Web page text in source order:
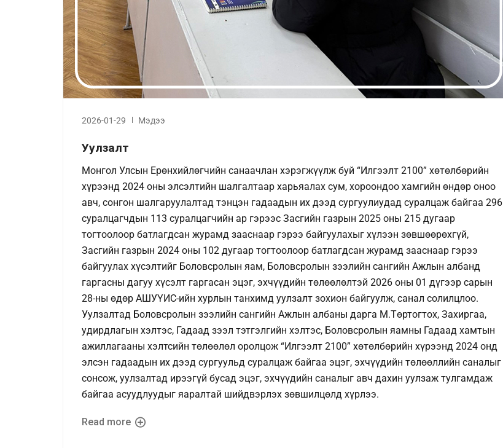
2026-01-29 Мэдээ
Уулзалт
Монгол Улсын Ерөнхийлөгчийн санаачлан хэрэгжүүлж буй “Илгээлт 2100” хөтөлбөрийн
хүрээнд 2024 оны элсэлтийн шалгалтаар харьяалах сум, хороондоо хамгийн өндөр оноо
авч, сонгон шалгаруулалтад тэнцэн гадаадын их дээд сургуулиудад суралцаж байгаа 296
суралцагчдын 113 суралцагчийн ар гэрээс Засгийн газрын 2025 оны 215 дугаар
тогтоолоор батлагдсан журамд зааснаар гэрээ байгуулахыг хүлээн зөвшөөрөхгүй,
Засгийн газрын 2024 оны 102 дугаар тогтоолоор батлагдсан журамд зааснаар гэрээ
байгуулах хүсэлтийг Боловсролын яам, Боловсролын зээлийн сангийн Ажлын албанд
гаргасны дагуу хүсэлт гаргасан эцэг, эхчүүдийн төлөөлөлтэй 2026 оны 01 дүгээр сарын
28-ны өдөр АШУҮИС-ийн хурлын танхимд уулзалт зохион байгуулж, санал солилцлоо.
Уулзалтад Боловсролын зээлийн сангийн Ажлын албаны дарга М.Төртогтох, Захиргаа,
удирдлагын хэлтэс, Гадаад зээл тэтгэлгийн хэлтэс, Боловсролын яамны Гадаад хамтын
ажиллагааны хэлтсийн төлөөлөл оролцож “Илгээлт 2100” хөтөлбөрийн хүрээнд 2024 онд
элсэн гадаадын их дээд сургуульд суралцаж байгаа эцэг, эхчүүдийн төлөөллийн саналыг
сонсож, уулзалтад ирээгүй бусад эцэг, эхчүүдийн саналыг авч дахин уулзаж тулгамдаж
байгаа асуудлуудыг яаралтай шийдвэрлэх зөвшилцөлд хүрлээ.
Read more